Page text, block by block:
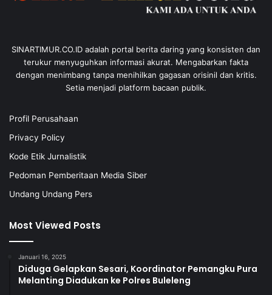
SINARTIMUR.CO.ID adalah portal berita daring yang konsisten dan
terukur menyuguhkan informasi akurat. Mengabarkan fakta
dengan menimbang tanpa menihilkan gagasan orisinil dan kritis.
Setia menjadi platform bacaan publik.
Profil Perusahaan
Privacy Policy
Kode Etik Jurnalistik
Pedoman Pemberitaan Media Siber
Undang Undang Pers
Most Viewed Posts
Januari 16, 2025
Diduga Gelapkan Sesari, Koordinator Pemangku Pura
Melanting Diadukan ke Polres Buleleng